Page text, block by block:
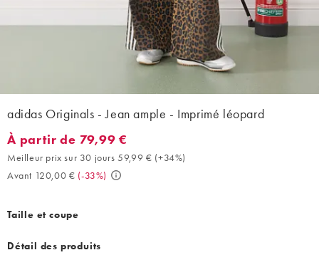
adidas Originals - Jean ample - Imprimé léopard
À partir de 79,99 €. Meilleur prix sur 30 jours 59,99 € (+34%).
À partir de 79,99 €
Meilleur prix sur 30 jours 59,99 € (+34%)
Avant 120,00 € (-33%)
Taille et coupe
Détail des produits